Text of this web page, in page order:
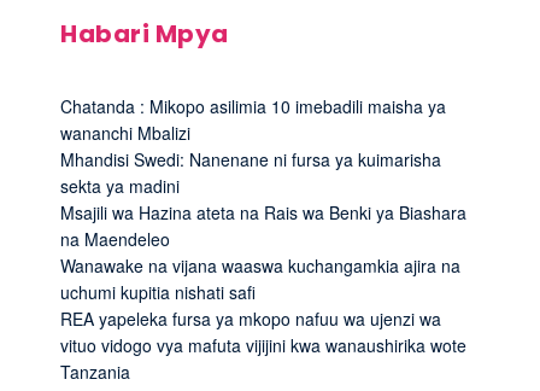
Habari Mpya
Chatanda : Mikopo asilimia 10 imebadili maisha ya
wananchi Mbalizi
Mhandisi Swedi: Nanenane ni fursa ya kuimarisha
sekta ya madini
Msajili wa Hazina ateta na Rais wa Benki ya Biashara
na Maendeleo
Wanawake na vijana waaswa kuchangamkia ajira na
uchumi kupitia nishati safi
REA yapeleka fursa ya mkopo nafuu wa ujenzi wa
vituo vidogo vya mafuta vijijini kwa wanaushirika wote
Tanzania